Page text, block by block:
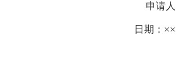
申请人
日期：××